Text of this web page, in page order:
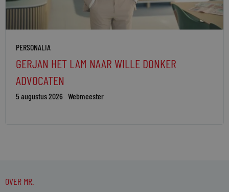
PERSONALIA
GERJAN HET LAM NAAR WILLE DONKER
ADVOCATEN
5 augustus 2026 Webmeester
OVER MR.